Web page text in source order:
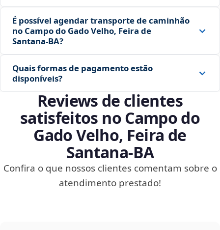
É possível agendar transporte de caminhão
no Campo do Gado Velho, Feira de
Santana‑BA?
Quais formas de pagamento estão
disponíveis?
Reviews de clientes
satisfeitos no Campo do
Gado Velho, Feira de
Santana‑BA
Confira o que nossos clientes comentam sobre o
atendimento prestado!